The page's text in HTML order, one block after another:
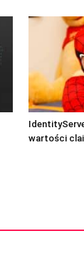
wartości